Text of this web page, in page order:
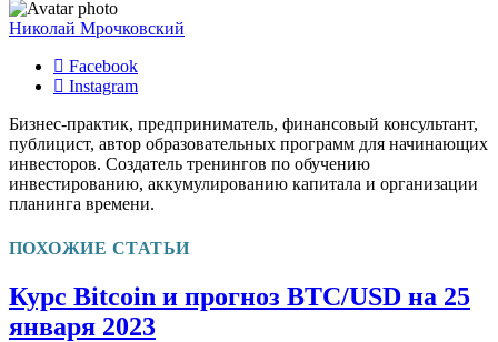
Николай Мрочковский
Facebook
Instagram
Бизнес-практик, предприниматель, финансовый консультант,
публицист, автор образовательных программ для начинающих
инвесторов. Создатель тренингов по обучению
инвестированию, аккумулированию капитала и организации
планинга времени.
ПОХОЖИЕ СТАТЬИ
Курс Bitcoin и прогноз BTC/USD на 25
января 2023